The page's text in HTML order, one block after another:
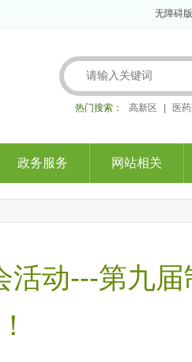
无障碍版
热门搜索： 高新区 医
政务服务 网站相关
活动---第九